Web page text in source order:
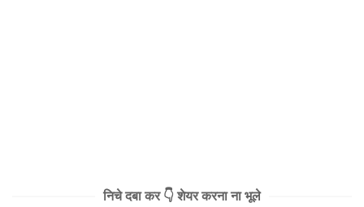
निचे दबा कर 👇 शेयर करना ना भूले